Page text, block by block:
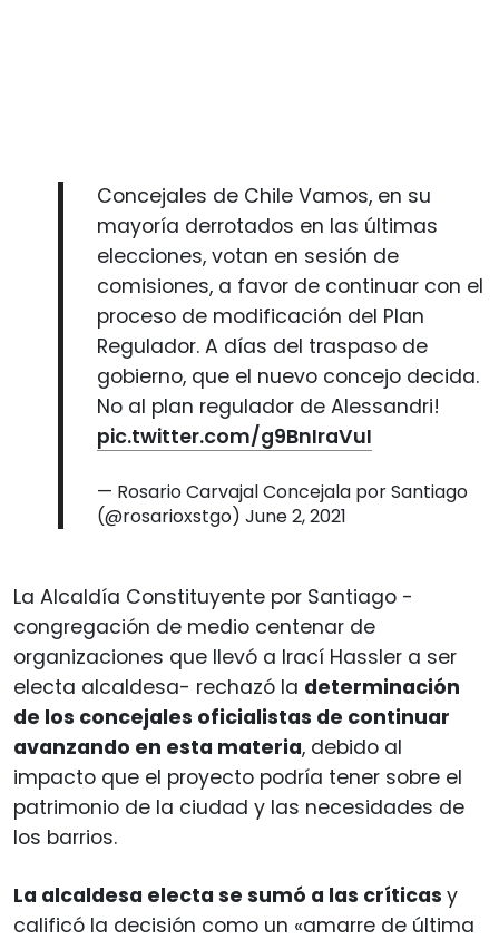
Concejales de Chile Vamos, en su
mayoría derrotados en las últimas
elecciones, votan en sesión de
comisiones, a favor de continuar con el
proceso de modificación del Plan
Regulador. A días del traspaso de
gobierno, que el nuevo concejo decida.
No al plan regulador de Alessandri!
pic.twitter.com/g9BnIraVuI
— Rosario Carvajal Concejala por Santiago
(@rosarioxstgo) June 2, 2021
La Alcaldía Constituyente por Santiago -
congregación de medio centenar de
organizaciones que llevó a Irací Hassler a ser
electa alcaldesa- rechazó la determinación
de los concejales oficialistas de continuar
avanzando en esta materia, debido al
impacto que el proyecto podría tener sobre el
patrimonio de la ciudad y las necesidades de
los barrios.
La alcaldesa electa se sumó a las críticas y
calificó la decisión como un «amarre de última